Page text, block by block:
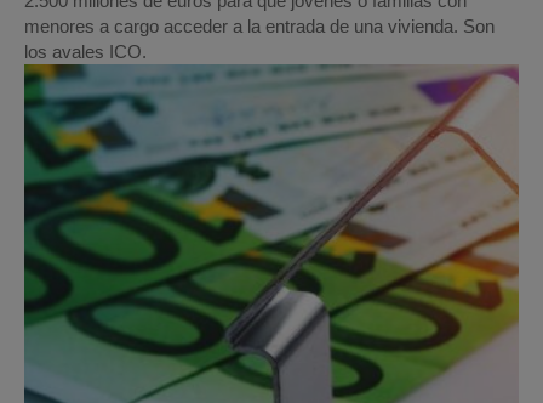
menores a cargo acceder a la entrada de una vivienda. Son
los avales ICO.